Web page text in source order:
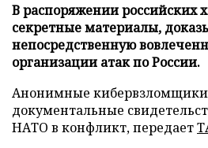
В распоряжении российских
секретные материалы,
непосредственную
организации атак по России.
Анонимные кибервзломщики
документальные
НАТО в конфликт, передает